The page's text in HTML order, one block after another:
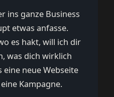
ins ganze Business
etwas anfasse.
es hakt, will ich dir
was dich wirklich
neue Webseite
Kampagne.